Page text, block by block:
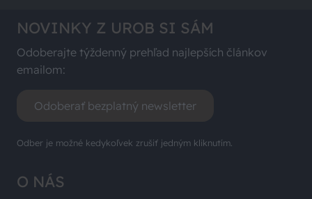
O NÁS
NOVINKY Z UROB SI SÁM
Odoberajte týždenný prehľad najlepších článkov
emailom:
Odoberať bezplatný newsletter
Odber je možné kedykoľvek zrušiť jedným kliknutím.